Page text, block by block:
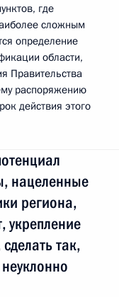
где
сложным
определение
области,
Правительства
распоряжению
действия этого
нацеленные
региона,
укрепление
так,